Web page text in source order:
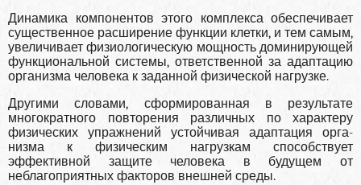
Динамика компонентов этого комплекса обеспечивает
существенное расширение функ­ции клетки, и тем самым,
увеличивает физиологическую мощность доминирующей
функциональной системы, от­ветственной за адаптацию
организма человека к заданной физической нагрузке.
Другими словами, сформированная в результате
многократного повторения различных по харак­теру
физических упражнений устойчивая адаптация орга­
низма к физическим нагрузкам способствует
эффективной защите человека в будущем от
неблагоприятных факторов внешней среды.